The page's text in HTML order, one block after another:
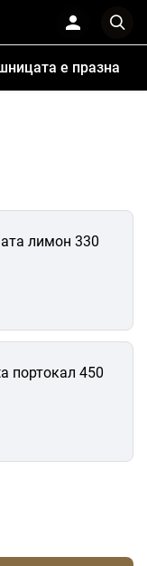
e празна
лимон 330
портокал 450